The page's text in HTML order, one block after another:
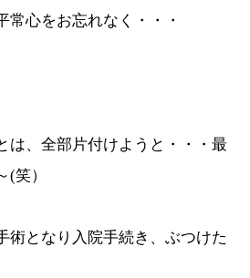
常心をお忘れなく・・・
は、全部片付けようと・・・最
笑）
術となり入院手続き、ぶつけた